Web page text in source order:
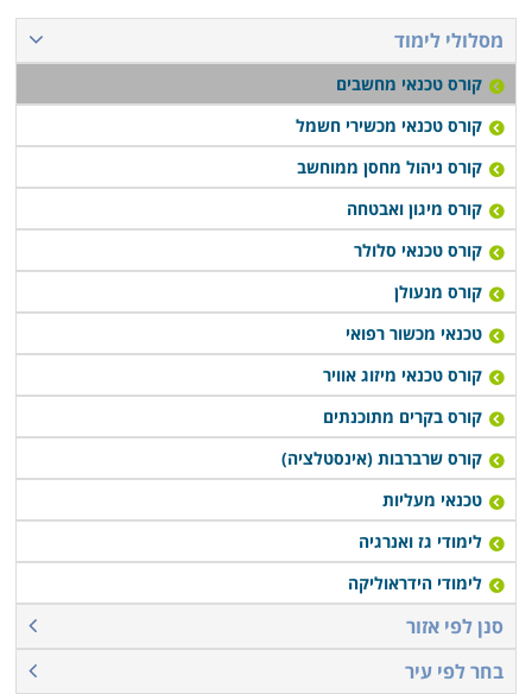
מסלולי לימוד
קורס טכנאי מחשבים
קורס טכנאי מכשירי חשמל
קורס ניהול מחסן ממוחשב
קורס מיגון ואבטחה
קורס טכנאי סלולר
קורס מנעולן
טכנאי מכשור רפואי
קורס טכנאי מיזוג אוויר
קורס בקרים מתוכנתים
קורס שרברבות (אינסטלציה)
טכנאי מעליות
לימודי גז ואנרגיה
לימודי הידראוליקה
סנן לפי אזור
בחר לפי עיר